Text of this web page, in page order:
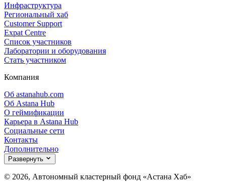
Инфраструктура
Региональный хаб
Customer Support
Expat Centre
Список участников
Лаборатории и оборудования
Стать участником
Компания
Об astanahub.com
Об Astana Hub
О геймификации
Карьера в Astana Hub
Социальные сети
Контакты
Дополнительно
Развернуть
© 2026, Автономный кластерный фонд «Астана Хаб»